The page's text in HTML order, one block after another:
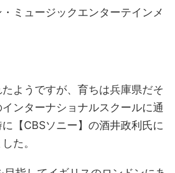
ミュージックエンターテインメ
ようですが、育ちは兵庫県だそ
ンターナショナルスクールに通
【CBSソニー】の酒井政利氏に
た。